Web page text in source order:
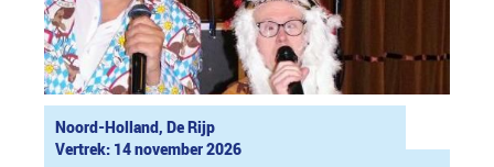
Noord-Holland, De Rijp
Vertrek: 14 november 2026